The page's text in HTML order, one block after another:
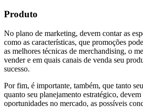
Produto
No plano de marketing, devem contar as
como as características, que promoções
as melhores técnicas de merchandising, o
vender e em quais canais de venda seu
sucesso.
Por fim, é importante, também, que tanto
quanto seu planejamento estratégico,
oportunidades no mercado, as possíveis